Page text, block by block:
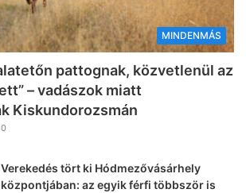
MINDENMÁS
pattognak, közvetlenül az
– vadászok miatt
Kiskundorozsmán
Verekedés tört ki Hódmezővásárhely
központjában: az egyik férfi többször is